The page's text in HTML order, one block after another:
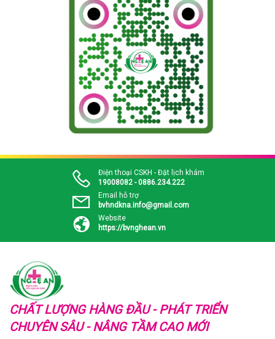
Điện thoại CSKH - Đặt lịch khám
19008082 - 0886.234.222
Email hỗ trợ
bvhndkna.info@gmail.com
Website
https://bvnghean.vn
CHẤT LƯỢNG HÀNG ĐẦU - PHÁT TRIỂN
CHUYÊN SÂU - NÂNG TẦM CAO MỚI